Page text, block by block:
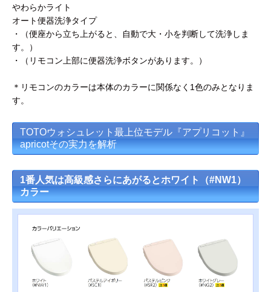
やわらかライト
オート便器洗浄タイプ
・（便座から立ち上がると、自動で大・小を判断して洗浄しま
す。）
・（リモコン上部に便器洗浄ボタンがあります。）
＊リモコンのカラーは本体のカラーに関係なく1色のみとなりま
す。
TOTOウォシュレット最上位モデル『アプリコット』
apricotその実力を解析
1番人気は高級感さらにあがるとホワイト（#NW1）
カラー